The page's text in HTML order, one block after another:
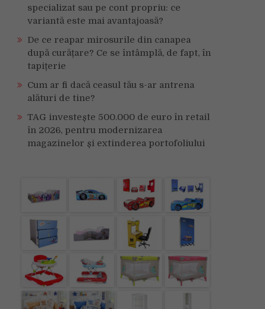
specializat sau pe cont propriu: ce
variantă este mai avantajoasă?
De ce reapar mirosurile din canapea
după curățare? Ce se întâmplă, de fapt, în
tapițerie
Cum ar fi dacă ceasul tău s-ar antrena
alături de tine?
TAG investește 500.000 de euro în retail
în 2026, pentru modernizarea
magazinelor și extinderea portofoliului